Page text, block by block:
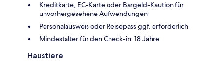
Kreditkarte, EC-Karte oder Bargeld-Kaution für
unvorhergesehene Aufwendungen
Personalausweis oder Reisepass ggf. erforderlich
Mindestalter für den Check-in: 18 Jahre
Haustiere